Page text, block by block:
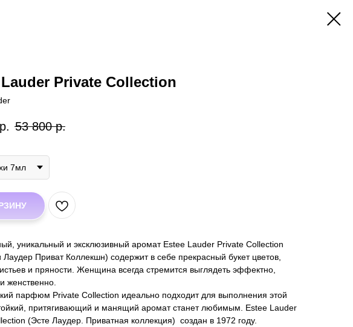
Private Collection
р. 53 800 р.
7мл
уникальный и эксклюзивный аромат Estee Lauder Private Collection
Лаудер Приват Коллекшн) содержит в себе прекрасный букет цветов,
и пряности. Женщина всегда стремится выглядеть эффектно,
женственно.
парфюм Private Collection идеально подходит для выполнения этой
притягивающий и манящий аромат станет любимым. Estee Lauder
(Эсте Лаудер. Приватная коллекция) создан в 1972 году.